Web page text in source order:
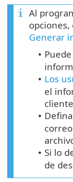
Al
opciones,
Generar
•
• Los
el
•
• Si lo
de